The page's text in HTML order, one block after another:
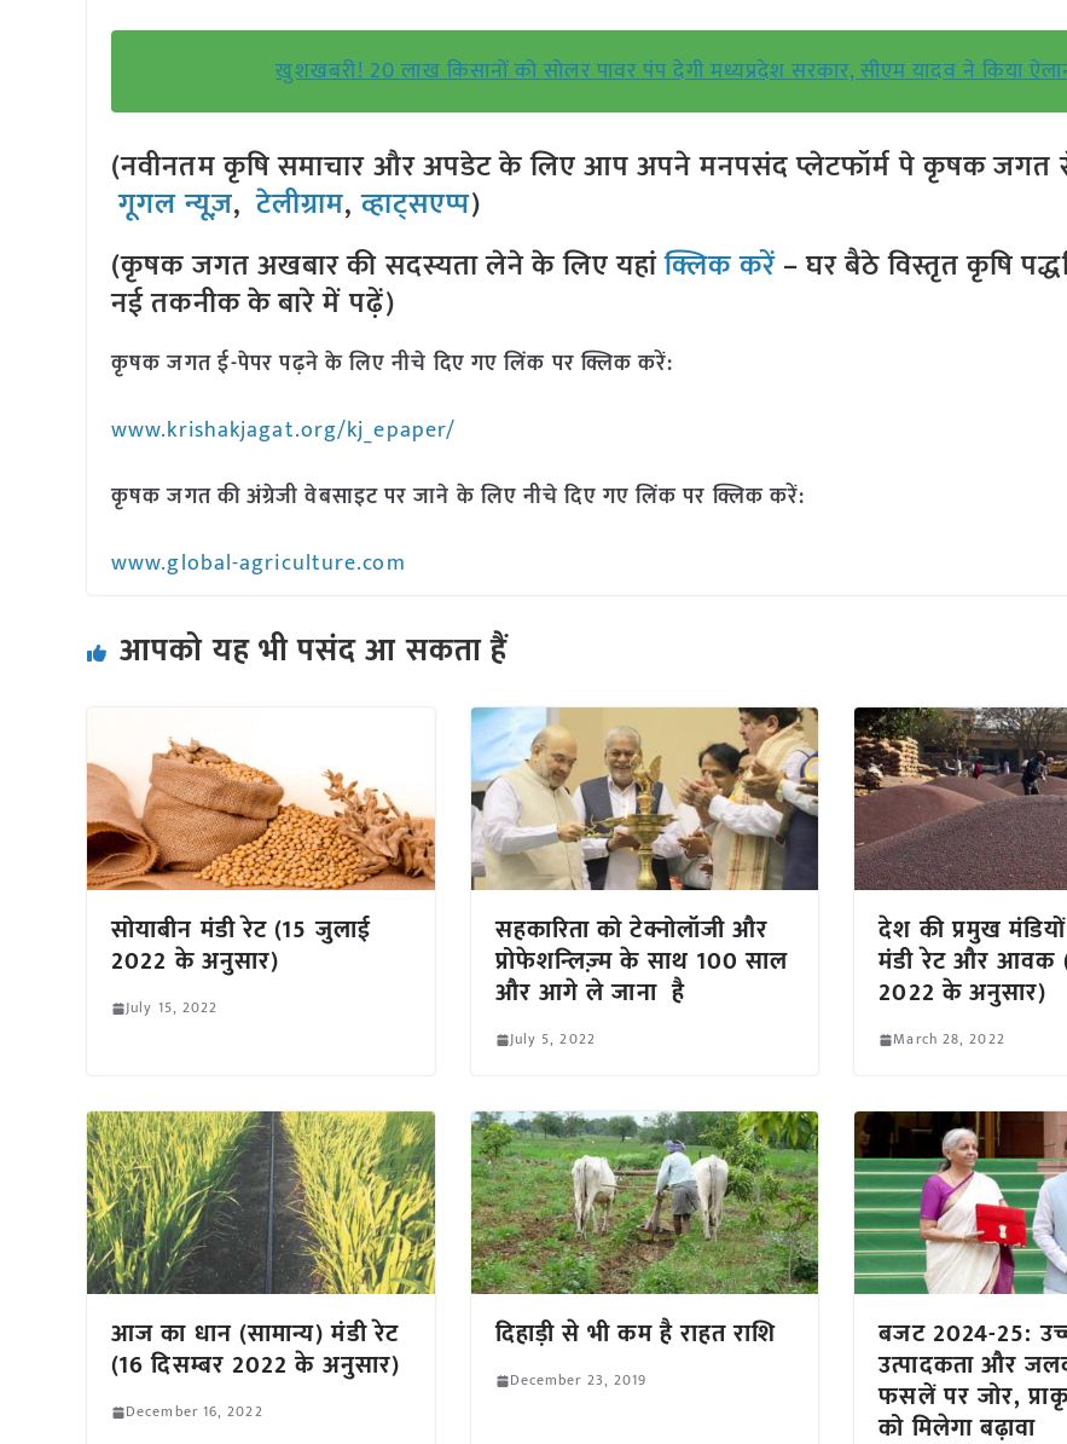
खुशखबरी! 20 लाख किसानों को सोलर पावर पंप देगी मध्यप्रदेश सरकार, सीएम यादव ने किया
(नवीनतम कृषि समाचार और अपडेट के लिए आप अपने मनपसंद प्लेटफॉर्म पे कृषक जगत
गूगल न्यूज़,टेलीग्राम,व्हाट्सएप्प)
(कृषक जगत अखबार की सदस्यता लेने के लिए यहांक्लिक करें– घर बैठे विस्तृत कृषि
नई तकनीक के बारे में पढ़ें)
कृषक जगत ई-पेपर पढ़ने के लिए नीचे दिए गए लिंक पर क्लिक करें:
www.krishakjagat.org/kj_epaper/
कृषक जगत की अंग्रेजी वेबसाइट पर जाने के लिए नीचे दिए गए लिंक पर क्लिक करें:
www.global-agriculture.com
आपको यह भी पसंद आ सकता हैं
सोयाबीन मंडी रेट (15 जुलाई
2022 के अनुसार)
July 15, 2022
सहकारिता को टेक्नोलॉजी और
प्रोफेशन्लिज़्म के साथ 100 साल
और आगे ले जाना है
July 5, 2022
देश की प्रमुख
मंडी रेट और आवक
2022 के अनुसार)
March 28, 2022
आज का धान (सामान्य) मंडी रेट
(16 दिसम्बर 2022 के अनुसार)
December 16, 2022
दिहाड़ी से भी कम है राहत राशि
December 23, 2019
बजट 2024-25:
उत्पादकता और
फसलें पर जोर,
को मिलेगा बढ़ावा